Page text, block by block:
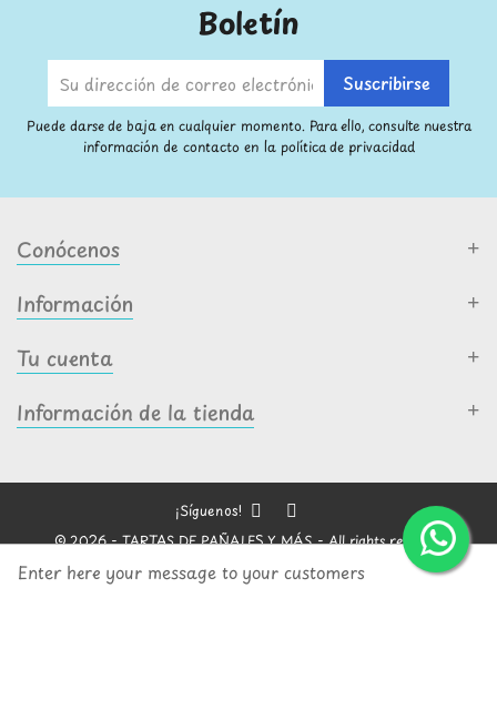
Enter here your message to your customers
Boletín
Puede darse de baja en cualquier momento. Para ello, consulte nuestra
información de contacto en la política de privacidad
Conócenos
Información
Tu cuenta
Información de la tienda
© 2026 - TARTAS DE PAÑALES Y MÁS - All rights reserved
¡Síguenos!